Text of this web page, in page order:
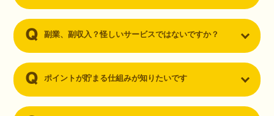
副業、副収入？怪しいサービスではないですか？
ポイントが貯まる仕組みが知りたいです